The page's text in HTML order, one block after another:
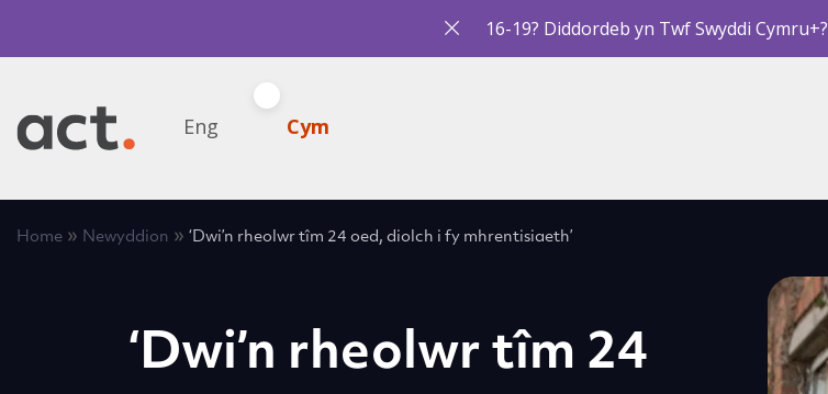
16-19? Diddordeb yn Twf Swyddi Cymru+?
Eng Cym
Home » Newyddion » ‘Dwi’n rheolwr tîm 24 oed, diolch i fy mhrentisiaeth’
‘Dwi’n rheolwr tîm 24